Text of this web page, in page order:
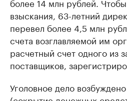
взыскания, 63-летний
перевел более 4,5 млн
счета возглавляемой им
расчетный счет одного из
поставщиков,
Уголовное дело